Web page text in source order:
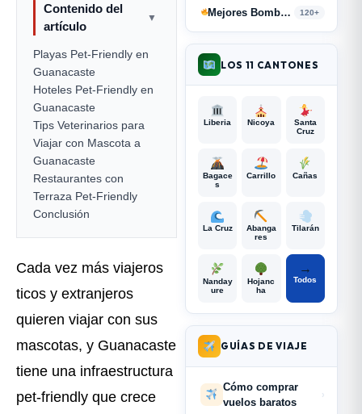
Contenido del
artículo
▼
Playas Pet-Friendly en
Guanacaste
Hoteles Pet-Friendly en
Guanacaste
Tips Veterinarios para
Viajar con Mascota a
Guanacaste
Restaurantes con
Terraza Pet-Friendly
Conclusión
Cada vez más viajeros
ticos y extranjeros
quieren viajar con sus
mascotas, y Guanacaste
tiene una infraestructura
pet-friendly que crece
Mejores Bombas y Retahílas 120+
LOS 11 CANTONES
Liberia Nicoya
Santa
Cruz
Bagace
s
Carrillo Cañas
La Cruz
Abanga
res
Tilarán
Nanday
ure
Hojanc
ha
→
Todos
GUÍAS DE VIAJE
Cómo comprar
vuelos baratos
›